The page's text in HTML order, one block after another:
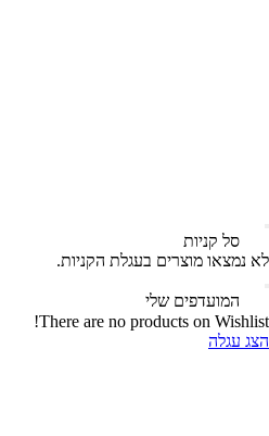
סל קניות‬
לא נמצאו מוצרים בעגלת הקניות.
המועדפים שלי
There are no products on Wishlist!
הצג עגלה